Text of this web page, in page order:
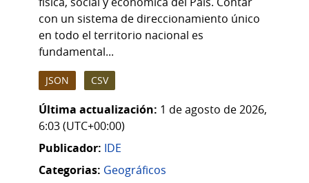
con un sistema de direccionamiento único
en todo el territorio nacional es
fundamental...
JSON CSV
Última actualización: 1 de agosto de 2026,
6:03 (UTC+00:00)
Publicador: IDE
Categorias: Geográficos